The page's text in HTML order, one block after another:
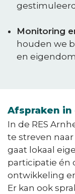
Monitoring
houden we
en
Afspraken in
In de RES
te streven
gaat lokaal
participatie én
ontwikkeling
Er kan ook